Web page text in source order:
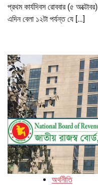
প্রথম কার্যদিবস রোববার (৫
এদিন বেলা ১২টা পর্যন্ত যে […]
অর্থনীতি